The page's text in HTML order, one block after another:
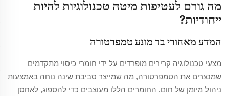
מה גורם לעטיפות מיטה טכנולוגיות להיות
ייחודיות?
המדע מאחורי בד מונע טמפרטורה
מצעי טכנולוגיה קרירים מופרדים על ידי חומרי כיסוי מתקדמים
שמנצרים את הטמפרטורה, מה שמייצר סביבת שינה נוחה באמצעות
ניהול מיומן של חום. החומרים הללו מעוצבים כדי להספוג, לאחסן